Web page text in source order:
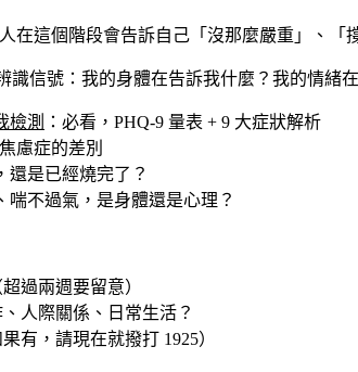
在這個階段會告訴自己「沒那麼嚴重」、
識信號：我的身體在告訴我什麼？我的情緒
檢測 ： 必看 ，PHQ-9 量表 + 9 大症狀解析
慮症的差別
還是已經燒完了？
喘不過氣，是身體還是心理？
過兩週要留意）
人際關係、日常生活？
有，請現在就撥打 1925）